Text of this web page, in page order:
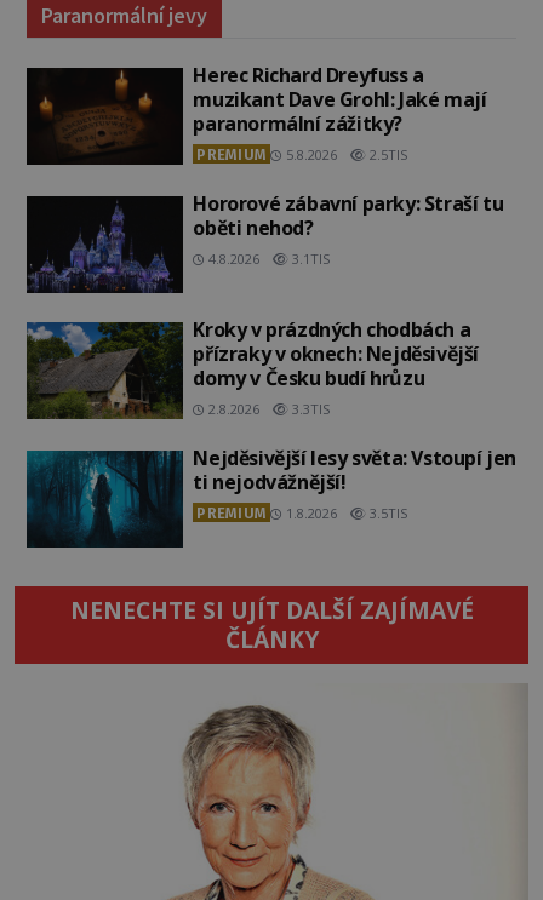
Paranormální jevy
Herec Richard Dreyfuss a
muzikant Dave Grohl: Jaké mají
paranormální zážitky?
PREMIUM 5.8.2026 2.5TIS
Hororové zábavní parky: Straší tu
oběti nehod?
4.8.2026 3.1TIS
Kroky v prázdných chodbách a
přízraky v oknech: Nejděsivější
domy v Česku budí hrůzu
2.8.2026 3.3TIS
Nejděsivější lesy světa: Vstoupí jen
ti nejodvážnější!
PREMIUM 1.8.2026 3.5TIS
NENECHTE SI UJÍT DALŠÍ ZAJÍMAVÉ
ČLÁNKY